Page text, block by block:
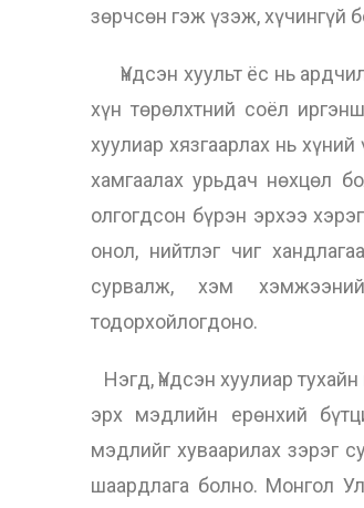
зөрчсөн гэж үзэж, хүчингүй
Үндсэн хуульт ёс нь
хүн төрөлхтний соёл
хуулиар хязгаарлах нь
хамгаалах урьдач нөхцөл
олгогдсон бүрэн эрхээ
онол, нийтлэг чиг
сурвалж, хэм
тодорхойлогдоно.
Нэгд, Үндсэн хуулиар
эрх мэдлийн ерөнхий
мэдлийг хуваарилах зэрэг
шаардлага болно. Монгол